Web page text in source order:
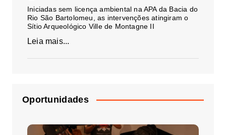
Iniciadas sem licença ambiental na APA da Bacia do
Rio São Bartolomeu, as intervenções atingiram o
Sítio Arqueológico Ville de Montagne II
Leia mais...
Oportunidades